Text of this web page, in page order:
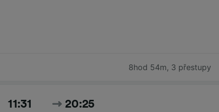
8hod 54m, 3 přestupy
11:31 20:25